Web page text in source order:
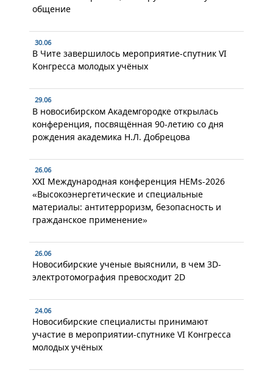
общение
30.06
В Чите завершилось мероприятие-спутник VI
Конгресса молодых учёных
29.06
В новосибирском Академгородке открылась
конференция, посвящённая 90-летию со дня
рождения академика Н.Л. Добрецова
26.06
XXI Международная конференция HEMs-2026
«Высокоэнергетические и специальные
материалы: антитерроризм, безопасность и
гражданское применение»
26.06
Новосибирские ученые выяснили, в чем 3D-
электротомография превосходит 2D
24.06
Новосибирские специалисты принимают
участие в мероприятии-спутнике VI Конгресса
молодых учёных